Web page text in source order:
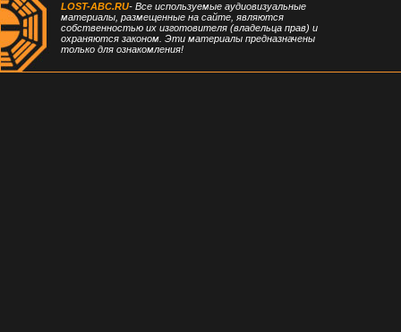
LOST-ABC.RU- Все используемые аудиовизуальные
материалы, размещенные на сайте, являются
собственностью их изготовителя (владельца прав) и
охраняются законом. Эти материалы предназначены
только для ознакомления!